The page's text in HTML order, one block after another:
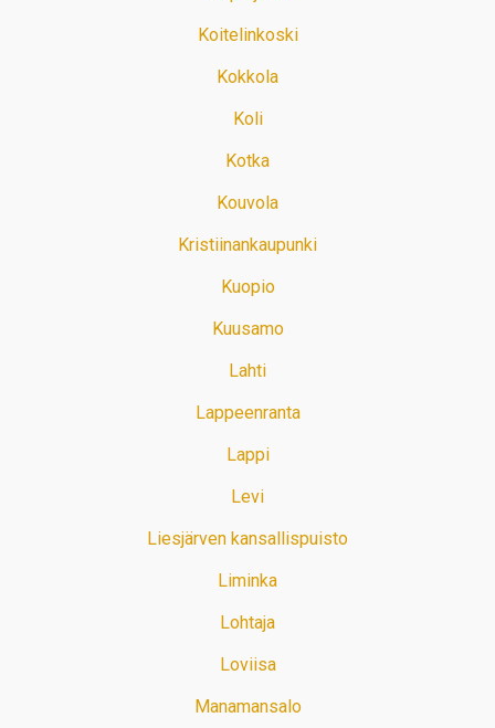
Koitelinkoski
Kokkola
Koli
Kotka
Kouvola
Kristiinankaupunki
Kuopio
Kuusamo
Lahti
Lappeenranta
Lappi
Levi
Liesjärven kansallispuisto
Liminka
Lohtaja
Loviisa
Manamansalo